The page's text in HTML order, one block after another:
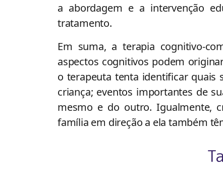
a abordagem e a intervenção
tratamento.
Em suma, a terapia cognitivo-
aspectos cognitivos podem
o terapeuta tenta identificar quais
criança; eventos importantes de
mesmo e do outro. Igualmente,
família em direção a ela também